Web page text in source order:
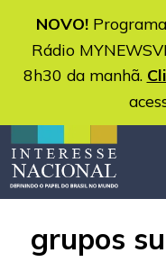
NOVO!Programa
Rádio
8h30 da manhã.
grupos